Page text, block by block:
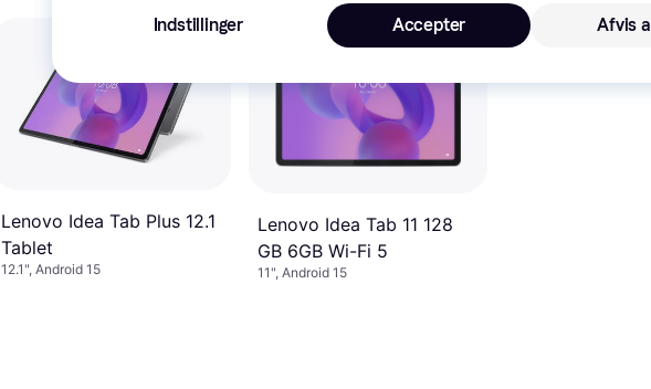
Lenovo Idea Tab Plus 12.1
Tablet
12.1", Android 15
Lenovo Idea Tab 11 128
GB 6GB Wi-Fi 5
11", Android 15
Indstillinger Afvis
Accepter